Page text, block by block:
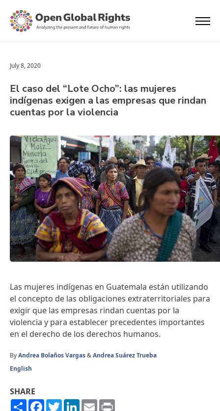
July 8, 2020
El caso del “Lote Ocho”: las mujeres
indígenas exigen a las empresas que rindan
cuentas por la violencia
Las mujeres indígenas en Guatemala están utilizando
el concepto de las obligaciones extraterritoriales para
exigir que las empresas rindan cuentas por la
violencia y para establecer precedentes importantes
en el derecho de los derechos humanos.
ByAndrea Bolaños Vargas&Andrea Suárez Trueba
English
SHARE
ShareFacebook
TwitterLinkedIn
Email